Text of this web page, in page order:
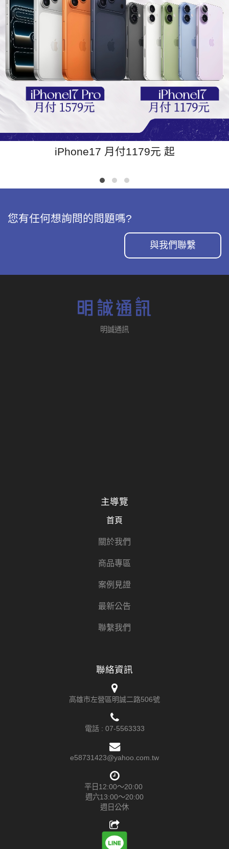
iPhone17 月付1179元 起
您有任何想詢問的問題嗎?
與我們聯繫
明誠通訊
主導覽
首頁
關於我們
商品專區
案例見證
最新公告
聯繫我們
聯絡資訊
高雄市左營區明誠二路506號
電話 : 07-5563333
e58731423@yahoo.com.tw
平日12:00～20:00
週六13:00～20:00
週日公休